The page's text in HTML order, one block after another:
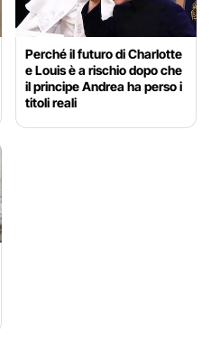
Perché il futuro di Charlotte
e Louis è a rischio dopo che
il principe Andrea ha perso i
titoli reali